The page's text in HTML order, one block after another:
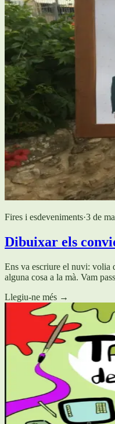
Fires i esdeveniments·3 de
Dibuixar els
Ens va escriure el nuvi: volia
alguna cosa a la mà. Vam
Llegiu-ne més →